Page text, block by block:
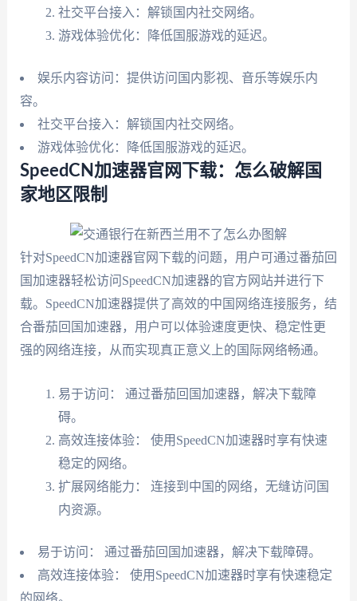
社交平台接入：解锁国内社交网络。
游戏体验优化：降低国服游戏的延迟。
娱乐内容访问：提供访问国内影视、音乐等娱乐内
容。
社交平台接入：解锁国内社交网络。
游戏体验优化：降低国服游戏的延迟。
SpeedCN加速器官网下载：怎么破解国
家地区限制
针对SpeedCN加速器官网下载的问题，用户可通过番茄回
国加速器轻松访问SpeedCN加速器的官方网站并进行下
载。SpeedCN加速器提供了高效的中国网络连接服务，结
合番茄回国加速器，用户可以体验速度更快、稳定性更
强的网络连接，从而实现真正意义上的国际网络畅通。
易于访问： 通过番茄回国加速器，解决下载障
碍。
高效连接体验： 使用SpeedCN加速器时享有快速
稳定的网络。
扩展网络能力： 连接到中国的网络，无缝访问国
内资源。
易于访问： 通过番茄回国加速器，解决下载障碍。
高效连接体验： 使用SpeedCN加速器时享有快速稳定
的网络。